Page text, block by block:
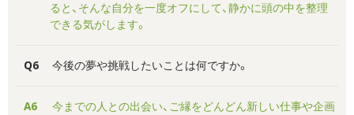
ると、そんな自分を一度オフにして、静かに頭の中を整理
できる気がします。
Q6 今後の夢や挑戦したいことは何ですか。
A6
今までの人との出会い、ご縁をどんどん新しい仕事や企画